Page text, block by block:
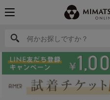
何かお探しですか？
何かお探しですか？